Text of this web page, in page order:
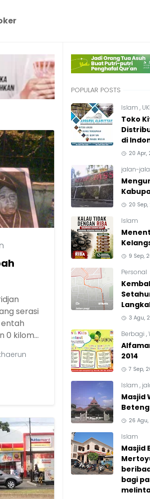
serasi
0 kilom...
POPULAR POSTS
Islam ,
Toko
di
20 Apr,
jalan-
20 Sep,
Islam
9 Sep,
Personal
3 Agu,
Berbagi ,
2014
7 Sep,
Islam ,
Masjid
26 Agu,
Islam
Masjid
bagi